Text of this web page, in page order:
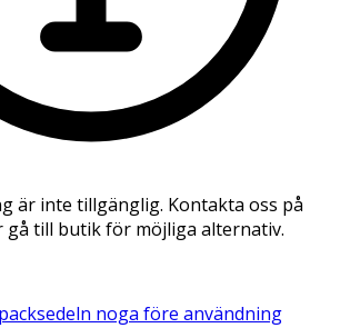
är inte tillgänglig. Kontakta oss på
gå till butik för möjliga alternativ.
noga före användning